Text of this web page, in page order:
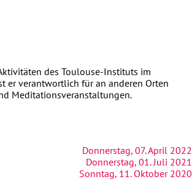
des Toulouse-Instituts im
er verantwortlich für an anderen Orten
Meditationsveranstaltungen.
Donnerstag, 07. April 2022
Donnerstag, 01. Juli 2021
Sonntag, 11. Oktober 2020